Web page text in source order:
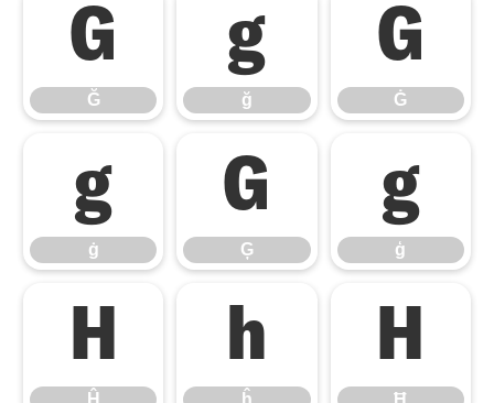
Ğ
Ğ
ğ
ğ
Ġ
Ġ
ġ
ġ
Ģ
Ģ
ģ
ģ
Ĥ
Ĥ
ĥ
ĥ
Ħ
Ħ